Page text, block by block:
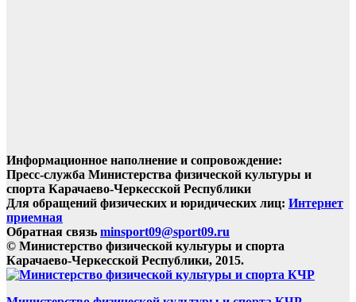
Информационное наполнение и сопровождение:
Пресс-служба Министерства физической культуры и
спорта Карачаево-Черкесской Республики
Для обращений физических и юридических лиц: Интернет
приемная
Обратная связь minsport09@sport09.ru
© Министерство физической культуры и спорта
Карачаево-Черкесской Республики, 2015.